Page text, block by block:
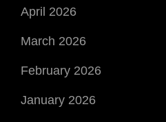
April 2026
March 2026
February 2026
January 2026